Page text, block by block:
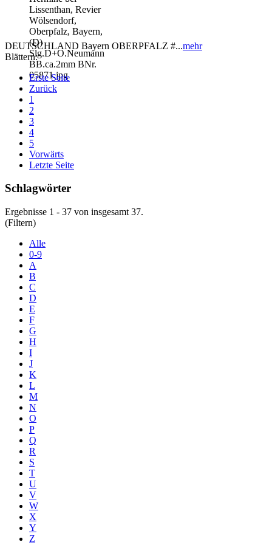
DEUTSCHLAND Bayern OBERPFALZ #...mehr
Blättern:
Erste Seite
Zurück
1
2
3
4
5
Vorwärts
Letzte Seite
Schlagwörter
Ergebnisse 1 - 37 von insgesamt 37.
(Filtern)
Alle
0-9
A
B
C
D
E
F
G
H
I
J
K
L
M
N
O
P
Q
R
S
T
U
V
W
X
Y
Z